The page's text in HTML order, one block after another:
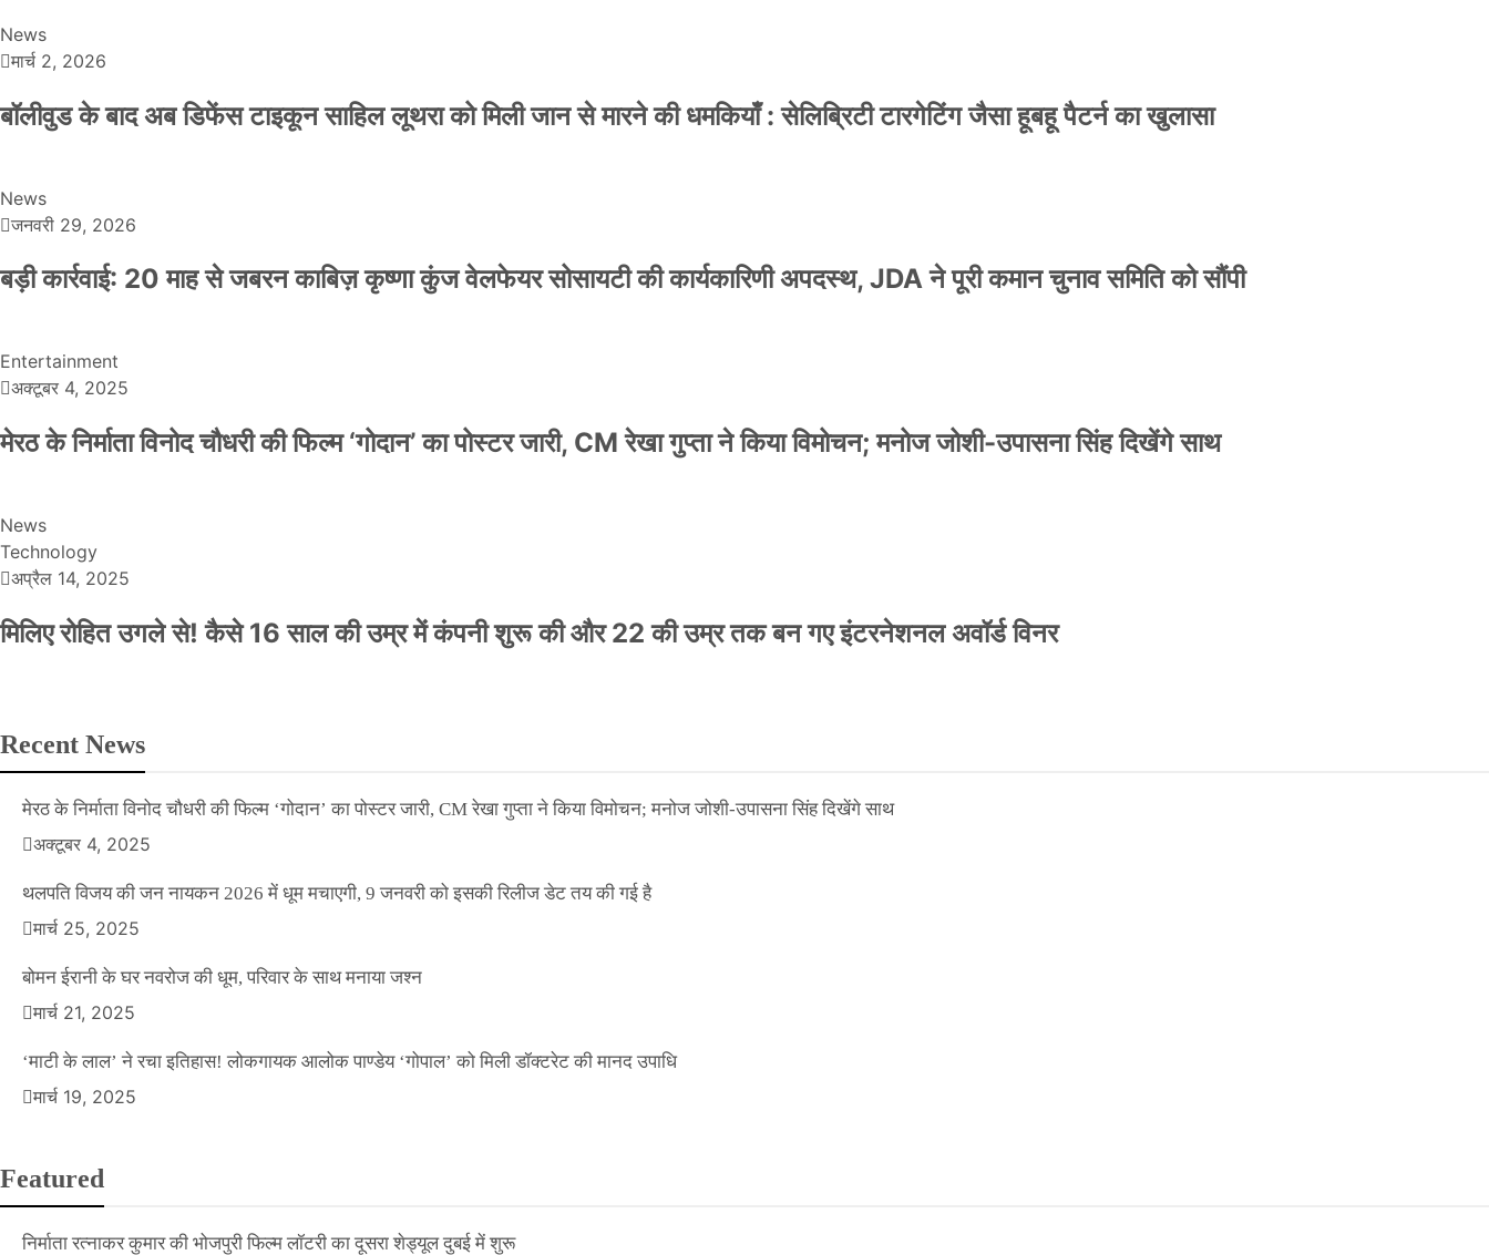
News
मार्च 2, 2026
बॉलीवुड के बाद अब डिफेंस टाइकून साहिल लूथरा को मिली जान से मारने की धमकियाँ : सेलिब्रिटी टारगेटिंग जैसा हूबहू पैटर्न का खुलासा
News
जनवरी 29, 2026
बड़ी कार्रवाई: 20 माह से जबरन काबिज़ कृष्णा कुंज वेलफेयर सोसायटी की कार्यकारिणी अपदस्थ, JDA ने पूरी कमान चुनाव समिति को सौंपी
Entertainment
अक्टूबर 4, 2025
मेरठ के निर्माता विनोद चौधरी की फिल्म ‘गोदान’ का पोस्टर जारी, CM रेखा गुप्ता ने किया विमोचन; मनोज जोशी-उपासना सिंह दिखेंगे साथ
News
Technology
अप्रैल 14, 2025
मिलिए रोहित उगले से! कैसे 16 साल की उम्र में कंपनी शुरू की और 22 की उम्र तक बन गए इंटरनेशनल अवॉर्ड विनर
Recent News
मेरठ के निर्माता विनोद चौधरी की फिल्म ‘गोदान’ का पोस्टर जारी, CM रेखा गुप्ता ने किया विमोचन; मनोज जोशी-उपासना सिंह दिखेंगे साथ
अक्टूबर 4, 2025
थलपति विजय की जन नायकन 2026 में धूम मचाएगी, 9 जनवरी को इसकी रिलीज डेट तय की गई है
मार्च 25, 2025
बोमन ईरानी के घर नवरोज की धूम, परिवार के साथ मनाया जश्न
मार्च 21, 2025
‘माटी के लाल’ ने रचा इतिहास! लोकगायक आलोक पाण्डेय ‘गोपाल’ को मिली डॉक्टरेट की मानद उपाधि
मार्च 19, 2025
Featured
निर्माता रत्नाकर कुमार की भोजपुरी फिल्म लॉटरी का दूसरा शेड्यूल दुबई में शुरू